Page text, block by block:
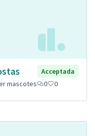
Acceptada
mascotes 0 0